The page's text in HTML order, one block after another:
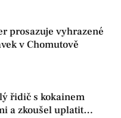
prosazuje vyhrazené
v Chomutově
řidič s kokainem
a zkoušel uplatit